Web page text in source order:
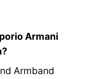
Armani
Armband